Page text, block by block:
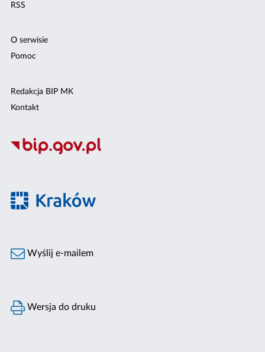
RSS
O serwisie
Pomoc
Redakcja BIP MK
Kontakt
Wyślij e-mailem
Wersja do druku